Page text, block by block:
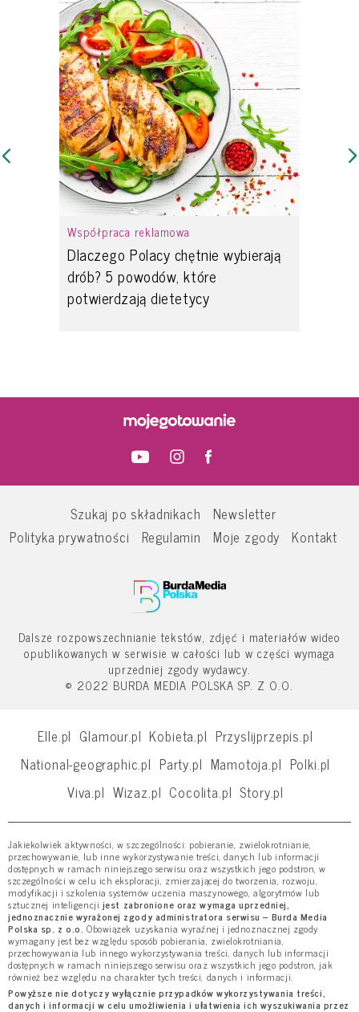
Współpraca reklamowa
Dlaczego Polacy chętnie wybierają
drób? 5 powodów, które
potwierdzają dietetycy
Szukaj po składnikach
Newsletter
Polityka prywatności
Regulamin Moje zgody Kontakt
Dalsze rozpowszechnianie tekstów, zdjęć i materiałów wideo
opublikowanych w serwisie w całości lub w części wymaga
uprzedniej zgody wydawcy.
© 2022 BURDA MEDIA POLSKA SP. Z O.O.
Elle.pl Glamour.pl Kobieta.pl Przyslijprzepis.pl
National-geographic.pl Party.pl Mamotoja.pl Polki.pl
Viva.pl Wizaz.pl Cocolita.pl Story.pl
Jakiekolwiek aktywności, w szczególności: pobieranie, zwielokrotnianie,
przechowywanie, lub inne wykorzystywanie treści, danych lub informacji
dostępnych w ramach niniejszego serwisu oraz wszystkich jego podstron, w
szczególności w celu ich eksploracji, zmierzającej do tworzenia, rozwoju,
modyfikacji i szkolenia systemów uczenia maszynowego, algorytmów lub
sztucznej inteligencji jest zabronione oraz wymaga uprzedniej,
jednoznacznie wyrażonej zgody administratora serwisu – Burda Media
Polska sp. z o.o. Obowiązek uzyskania wyraźnej i jednoznacznej zgody
wymagany jest bez względu sposób pobierania, zwielokrotniania,
przechowywania lub innego wykorzystywania treści, danych lub informacji
dostępnych w ramach niniejszego serwisu oraz wszystkich jego podstron, jak
również bez względu na charakter tych treści, danych i informacji.
Powyższe nie dotyczy wyłącznie przypadków wykorzystywania treści,
danych i informacji w celu umożliwienia i ułatwienia ich wyszukiwania przez